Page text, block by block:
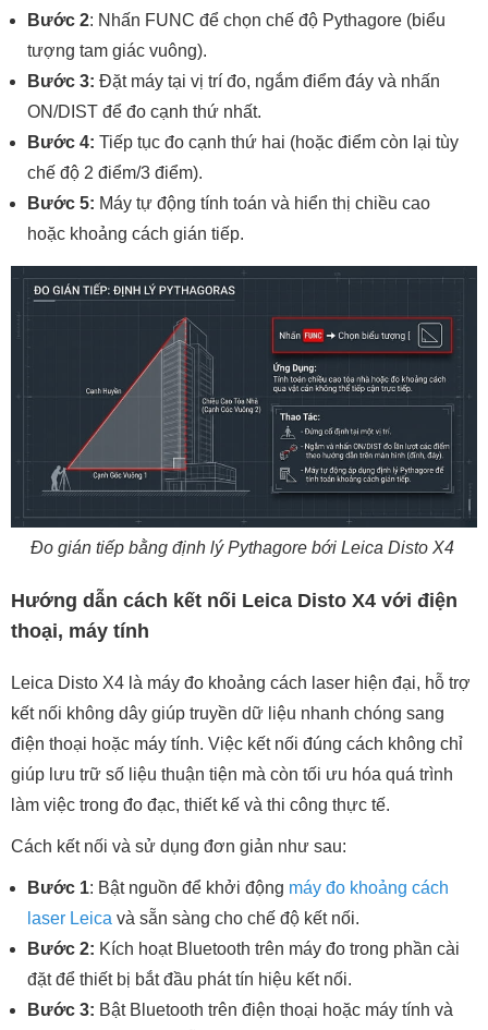
Bước 2: Nhấn FUNC để chọn chế độ Pythagore (biểu
tượng tam giác vuông).
Bước 3: Đặt máy tại vị trí đo, ngắm điểm đáy và nhấn
ON/DIST để đo cạnh thứ nhất.
Bước 4: Tiếp tục đo cạnh thứ hai (hoặc điểm còn lại tùy
chế độ 2 điểm/3 điểm).
Bước 5: Máy tự động tính toán và hiển thị chiều cao
hoặc khoảng cách gián tiếp.
Đo gián tiếp bằng định lý Pythagore bới Leica Disto X4
Hướng dẫn cách kết nối Leica Disto X4 với điện
thoại, máy tính
Leica Disto X4 là máy đo khoảng cách laser hiện đại, hỗ trợ
kết nối không dây giúp truyền dữ liệu nhanh chóng sang
điện thoại hoặc máy tính. Việc kết nối đúng cách không chỉ
giúp lưu trữ số liệu thuận tiện mà còn tối ưu hóa quá trình
làm việc trong đo đạc, thiết kế và thi công thực tế.
Cách kết nối và sử dụng đơn giản như sau:
Bước 1: Bật nguồn để khởi động máy đo khoảng cách
laser Leica và sẵn sàng cho chế độ kết nối.
Bước 2: Kích hoạt Bluetooth trên máy đo trong phần cài
đặt để thiết bị bắt đầu phát tín hiệu kết nối.
Bước 3: Bật Bluetooth trên điện thoại hoặc máy tính và